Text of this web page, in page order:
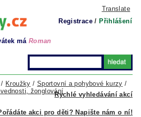
Translate
Registrace / Přihlášení
má Roman
Rychlé vyhledávání akcí
/ Kroužky / Sportovní a pohybové kurzy /
žonglování
akci pro děti? Napište nám o ní!